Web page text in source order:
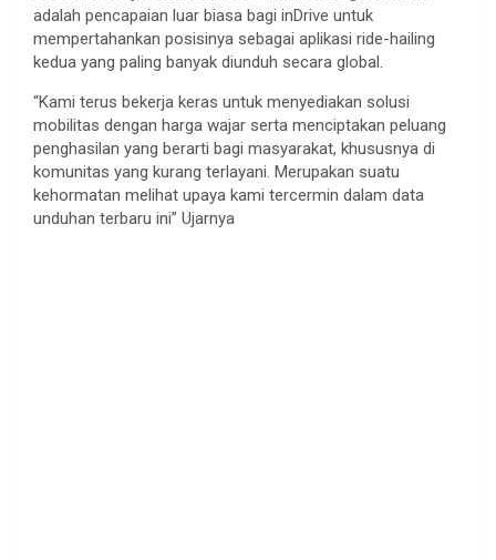
adalah pencapaian luar biasa bagi inDrive untuk
mempertahankan posisinya sebagai aplikasi ride-hailing
kedua yang paling banyak diunduh secara global.
“Kami terus bekerja keras untuk menyediakan solusi
mobilitas dengan harga wajar serta menciptakan peluang
penghasilan yang berarti bagi masyarakat, khususnya di
komunitas yang kurang terlayani. Merupakan suatu
kehormatan melihat upaya kami tercermin dalam data
unduhan terbaru ini” Ujarnya